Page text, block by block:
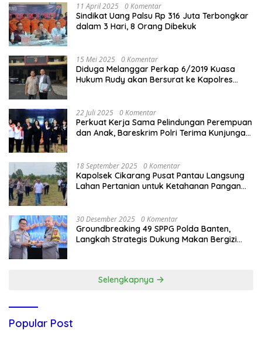
11 April 2025 0 Komentar
Sindikat Uang Palsu Rp 316 Juta Terbongkar
dalam 3 Hari, 8 Orang Dibekuk
15 Mei 2025 0 Komentar
Diduga Melanggar Perkap 6/2019 Kuasa
Hukum Rudy akan Bersurat ke Kapolres
22 Juli 2025 0 Komentar
Perkuat Kerja Sama Pelindungan Perempuan
dan Anak, Bareskrim Polri Terima Kunjungan
18 September 2025 0 Komentar
Kapolsek Cikarang Pusat Pantau Langsung
Lahan Pertanian untuk Ketahanan Pangan
30 Desember 2025 0 Komentar
Groundbreaking 49 SPPG Polda Banten,
Langkah Strategis Dukung Makan Bergizi
Selengkapnya
Popular Post